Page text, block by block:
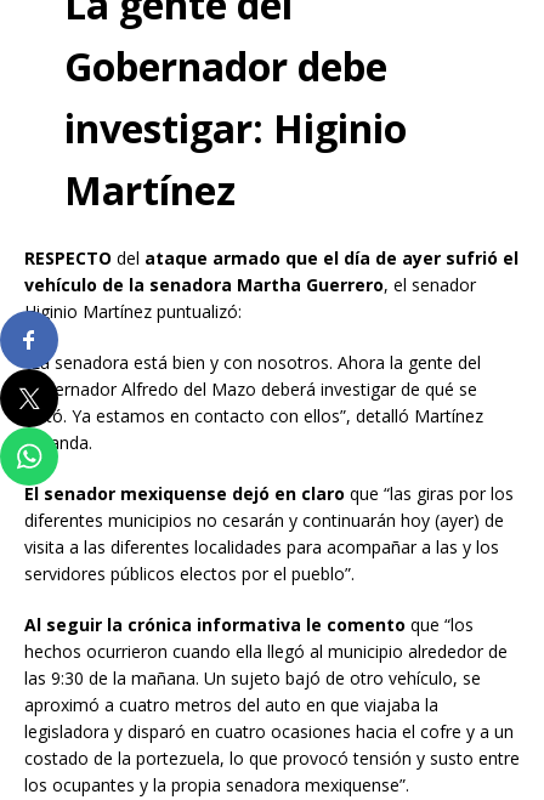
Gobernador debe
investigar: Higinio
Martínez
RESPECTO del ataque armado que el día de ayer sufrió el
vehículo de la senadora Martha Guerrero, el senador
Higinio Martínez puntualizó:
“La senadora está bien y con nosotros. Ahora la gente del
gobernador Alfredo del Mazo deberá investigar de qué se
trató. Ya estamos en contacto con ellos”, detalló Martínez
Miranda.
El senador mexiquense dejó en claro que “las giras por los
diferentes municipios no cesarán y continuarán hoy (ayer) de
visita a las diferentes localidades para acompañar a las y los
servidores públicos electos por el pueblo”.
Al seguir la crónica informativa le comento que “los
hechos ocurrieron cuando ella llegó al municipio alrededor de
las 9:30 de la mañana. Un sujeto bajó de otro vehículo, se
aproximó a cuatro metros del auto en que viajaba la
legisladora y disparó en cuatro ocasiones hacia el cofre y a un
costado de la portezuela, lo que provocó tensión y susto entre
los ocupantes y la propia senadora mexiquense”.